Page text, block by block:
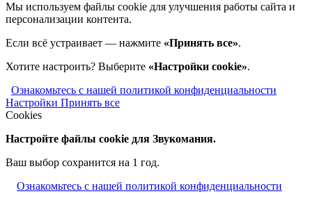
Мы используем файлы cookie для улучшения работы сайта и
персонализации контента.
Если всё устраивает — нажмите «Принять все».
Хотите настроить? Выберите «Настройки cookie».
Ознакомьтесь с нашей политикой конфиденциальности
Настройки Принять все
Cookies
Настройте файлы cookie для Звукомания.
Ваш выбор сохранится на 1 год.
Ознакомьтесь с нашей политикой конфиденциальности